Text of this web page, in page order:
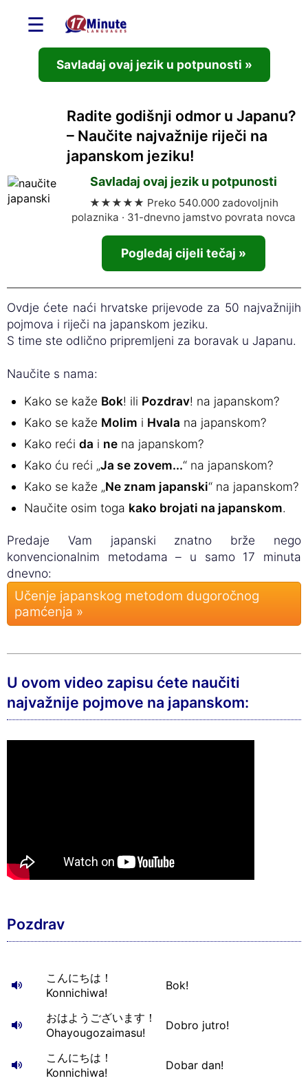
☰
Savladaj ovaj jezik u potpunosti »
Radite godišnji odmor u Japanu?
– Naučite najvažnije riječi na
japanskom jeziku!
Savladaj ovaj jezik u potpunosti
★★★★★ Preko 540.000 zadovoljnih
polaznika · 31-dnevno jamstvo povrata novca
Pogledaj cijeli tečaj »
Ovdje ćete naći hrvatske prijevode za 50 najvažnijih
pojmova i riječi na japanskom jeziku.
S time ste odlično pripremljeni za boravak u Japanu.
Naučite s nama:
Kako se kaže Bok! ili Pozdrav! na japanskom?
Kako se kaže Molim i Hvala na japanskom?
Kako reći da i ne na japanskom?
Kako ću reći „Ja se zovem...“ na japanskom?
Kako se kaže „Ne znam japanski“ na japanskom?
Naučite osim toga kako brojati na japanskom.
Predaje Vam japanski znatno brže nego
konvencionalnim metodama – u samo 17 minuta
dnevno:
Učenje japanskog metodom dugoročnog
pamćenja »
U ovom video zapisu ćete naučiti
najvažnije pojmove na japanskom:
Pozdrav
こんにちは！
Konnichiwa!
Bok!
おはようございます！
Ohayougozaimasu!
Dobro jutro!
こんにちは！
Konnichiwa!
Dobar dan!